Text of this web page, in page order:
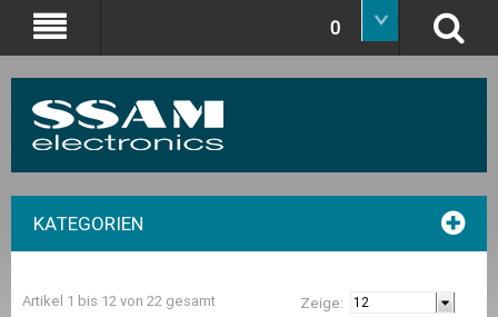
0
KATEGORIEN
Artikel 1 bis 12 von 22 gesamt Zeige: